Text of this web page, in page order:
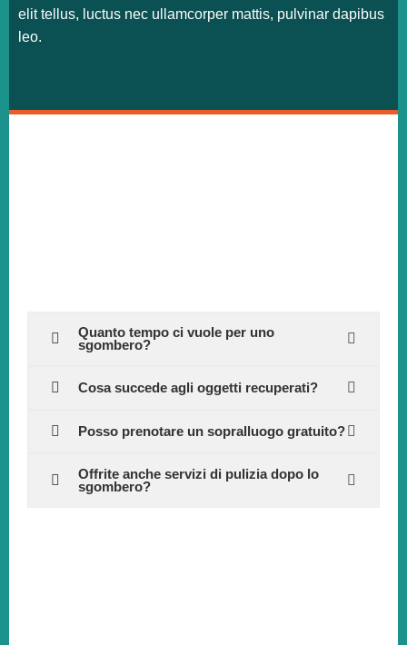
elit tellus, luctus nec ullamcorper mattis, pulvinar dapibus
leo.
Quanto tempo ci vuole per uno
sgombero?
Cosa succede agli oggetti recuperati?
Posso prenotare un sopralluogo gratuito?
Offrite anche servizi di pulizia dopo lo
sgombero?